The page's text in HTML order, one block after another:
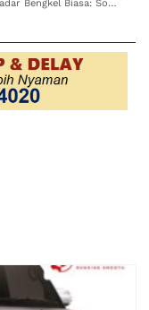
Bukan Sekadar Bengkel Biasa: Solusi Persneling Mobil Toyota Fortuner Matic Tidak Berfungsi di Ngagel, Cuma di Sini!